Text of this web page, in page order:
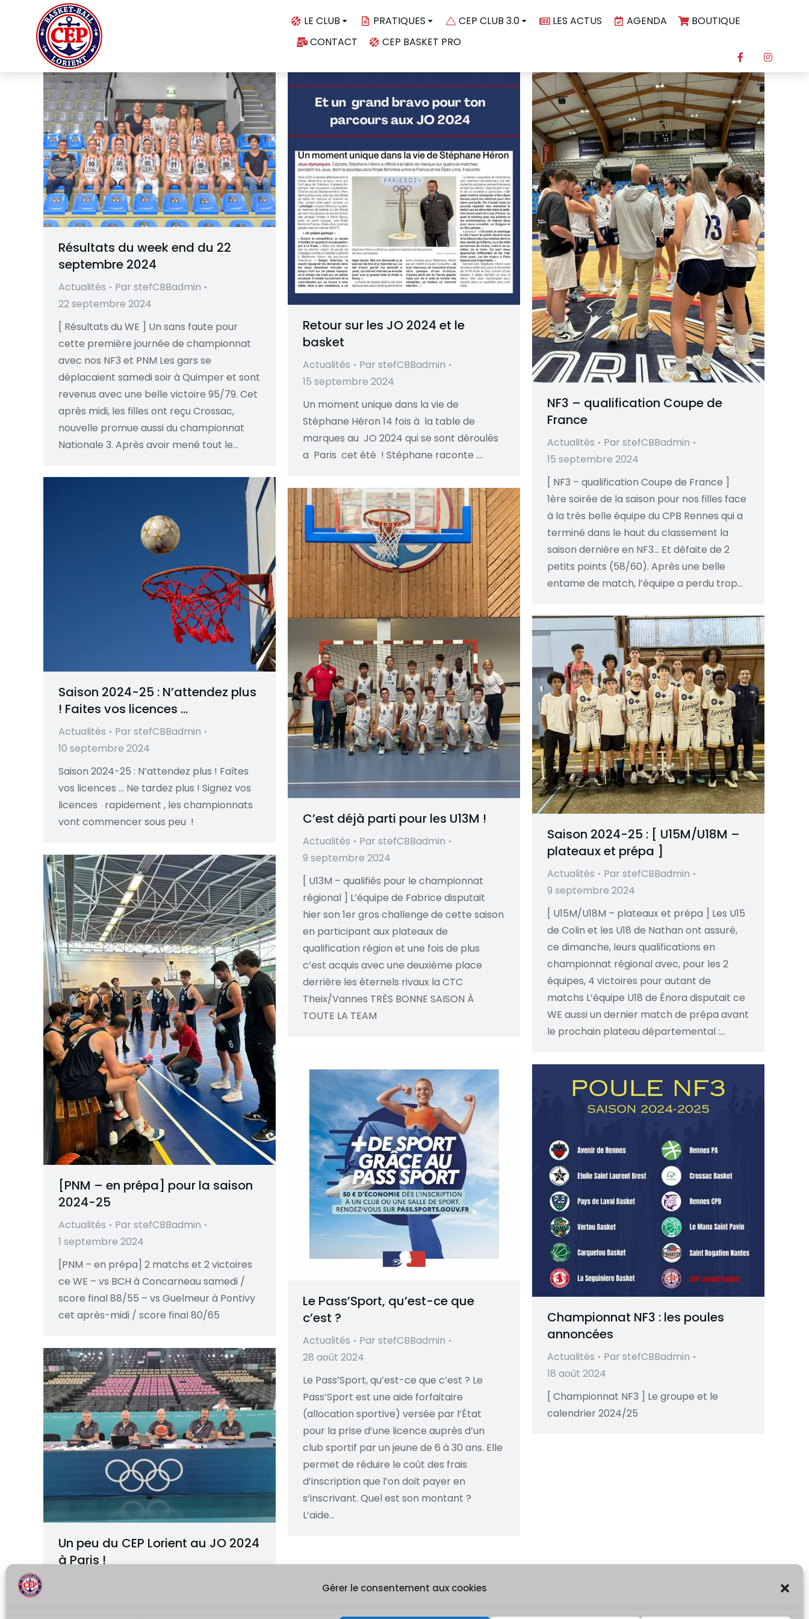
Gérer le consentement aux cookies
LE CLUB PRATIQUES CEP CLUB 3.0 LES ACTUS AGENDA
BOUTIQUE
CONTACT
CEP BASKET PRO
Résultats du week end du 22
septembre 2024
Actualités Par stefCBBadmin
22 septembre 2024
[ Résultats du WE ] Un sans faute pour
cette première journée de championnat
avec nos NF3 et PNM Les gars se
déplacaient samedi soir à Quimper et sont
revenus avec une belle victoire 95/79. Cet
après midi, les filles ont reçu Crossac,
nouvelle promue aussi du championnat
Nationale 3. Après avoir mené tout le…
Retour sur les JO 2024 et le
basket
Actualités Par stefCBBadmin
15 septembre 2024
Un moment unique dans la vie de
Stéphane Héron 14 fois à la table de
marques au JO 2024 qui se sont déroulés
a Paris cet été ! Stéphane raconte ….
NF3 – qualification Coupe de
France
Actualités Par stefCBBadmin
15 septembre 2024
[ NF3 – qualification Coupe de France ]
1ère soirée de la saison pour nos filles face
à la très belle équipe du CPB Rennes qui a
terminé dans le haut du classement la
saison dernière en NF3… Et défaite de 2
petits points (58/60). Après une belle
entame de match, l’équipe a perdu trop…
Saison 2024-25 : N’attendez plus
! Faites vos licences …
Actualités Par stefCBBadmin
10 septembre 2024
Saison 2024-25 : N’attendez plus ! Faîtes
vos licences … Ne tardez plus ! Signez vos
licences rapidement , les championnats
vont commencer sous peu !
C’est déjà parti pour les U13M !
Actualités Par stefCBBadmin
9 septembre 2024
[ U13M – qualifiés pour le championnat
régional ] L’équipe de Fabrice disputait
hier son 1er gros challenge de cette saison
en participant aux plateaux de
qualification région et une fois de plus
c’est acquis avec une deuxième place
derrière les éternels rivaux la CTC
Theix/Vannes TRÈS BONNE SAISON À
TOUTE LA TEAM
Saison 2024-25 : [ U15M/U18M –
plateaux et prépa ]
Actualités Par stefCBBadmin
9 septembre 2024
[ U15M/U18M – plateaux et prépa ] Les U15
de Colin et les U18 de Nathan ont assuré,
ce dimanche, leurs qualifications en
championnat régional avec, pour les 2
équipes, 4 victoires pour autant de
matchs L’équipe U18 de Énora disputait ce
WE aussi un dernier match de prépa avant
le prochain plateau départemental :…
[PNM – en prépa] pour la saison
2024-25
Actualités Par stefCBBadmin
1 septembre 2024
[PNM – en prépa] 2 matchs et 2 victoires
ce WE – vs BCH à Concarneau samedi /
score final 88/55 – vs Guelmeur à Pontivy
cet après-midi / score final 80/65
Le Pass’Sport, qu’est-ce que
c’est ?
Actualités Par stefCBBadmin
28 août 2024
Le Pass’Sport, qu’est-ce que c’est ? Le
Pass’Sport est une aide forfaitaire
(allocation sportive) versée par l’État
pour la prise d’une licence auprès d’un
club sportif par un jeune de 6 à 30 ans. Elle
permet de réduire le coût des frais
d’inscription que l’on doit payer en
s’inscrivant. Quel est son montant ?
L’aide…
Championnat NF3 : les poules
annoncées
Actualités Par stefCBBadmin
18 août 2024
[ Championnat NF3 ] Le groupe et le
calendrier 2024/25
Un peu du CEP Lorient au JO 2024
à Paris !